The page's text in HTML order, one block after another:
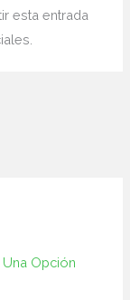
esta entrada
Opción